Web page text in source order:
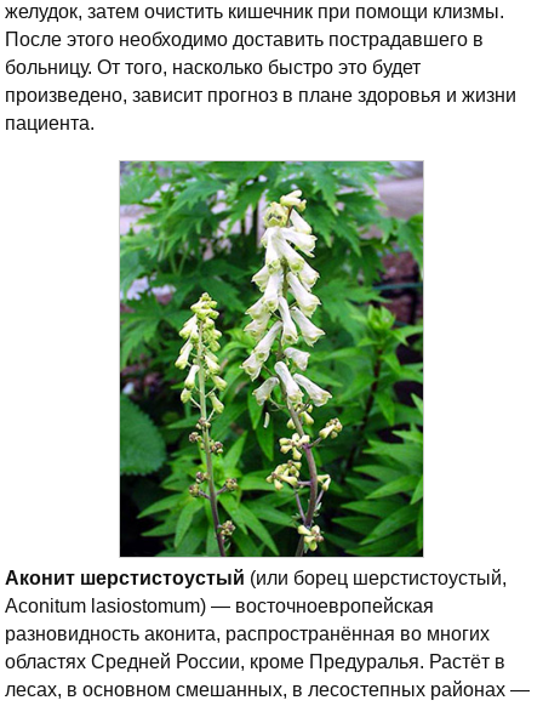
желудок, затем очистить кишечник при помощи клизмы.
После этого необходимо доставить пострадавшего в
больницу. От того, насколько быстро это будет
произведено, зависит прогноз в плане здоровья и жизни
пациента.
Аконит шерстистоустый (или борец шерстистоустый,
Aconitum lasiostomum) — восточноевропейская
разновидность аконита, распространённая во многих
областях Средней России, кроме Предуралья. Растёт в
лесах, в основном смешанных, в лесостепных районах —